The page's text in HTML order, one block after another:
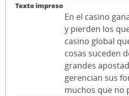
Texto impreso
En el casino
y pierden los
casino global
cosas suceden
grandes
gerencian sus
muchos que no